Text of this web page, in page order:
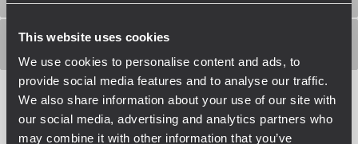
This website uses cookies
We use cookies to personalise content and ads, to
provide social media features and to analyse our traffic.
We also share information about your use of our site with
our social media, advertising and analytics partners who
may combine it with other information that you’ve
VERSANDINFORMATIONEN